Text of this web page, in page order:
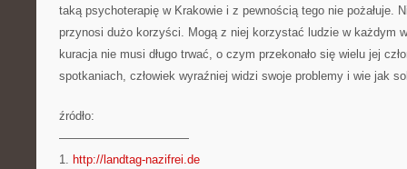
taką psychoterapię w Krakowie i z pewnością tego nie pożałuje.
przynosi dużo korzyści. Mogą z niej korzystać ludzie w każdym
kuracja nie musi długo trwać, o czym przekonało się wielu jej
spotkaniach, człowiek wyraźniej widzi swoje problemy i wie jak
źródło:
———————————
1. http://landtag-nazifrei.de